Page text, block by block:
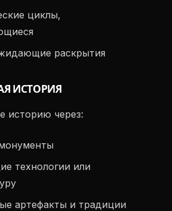
циклы,
раскрытия
ИСТОРИЯ
историю через:
технологии или
артефакты и традиции